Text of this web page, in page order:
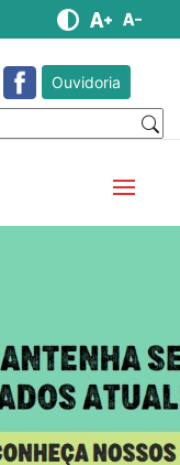
Ouvidoria